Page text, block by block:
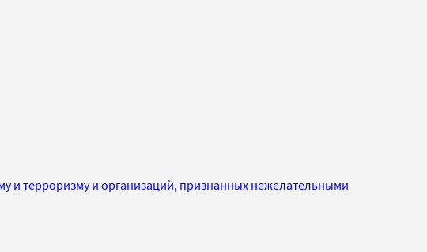
и терроризму и организаций, признанных нежелательными